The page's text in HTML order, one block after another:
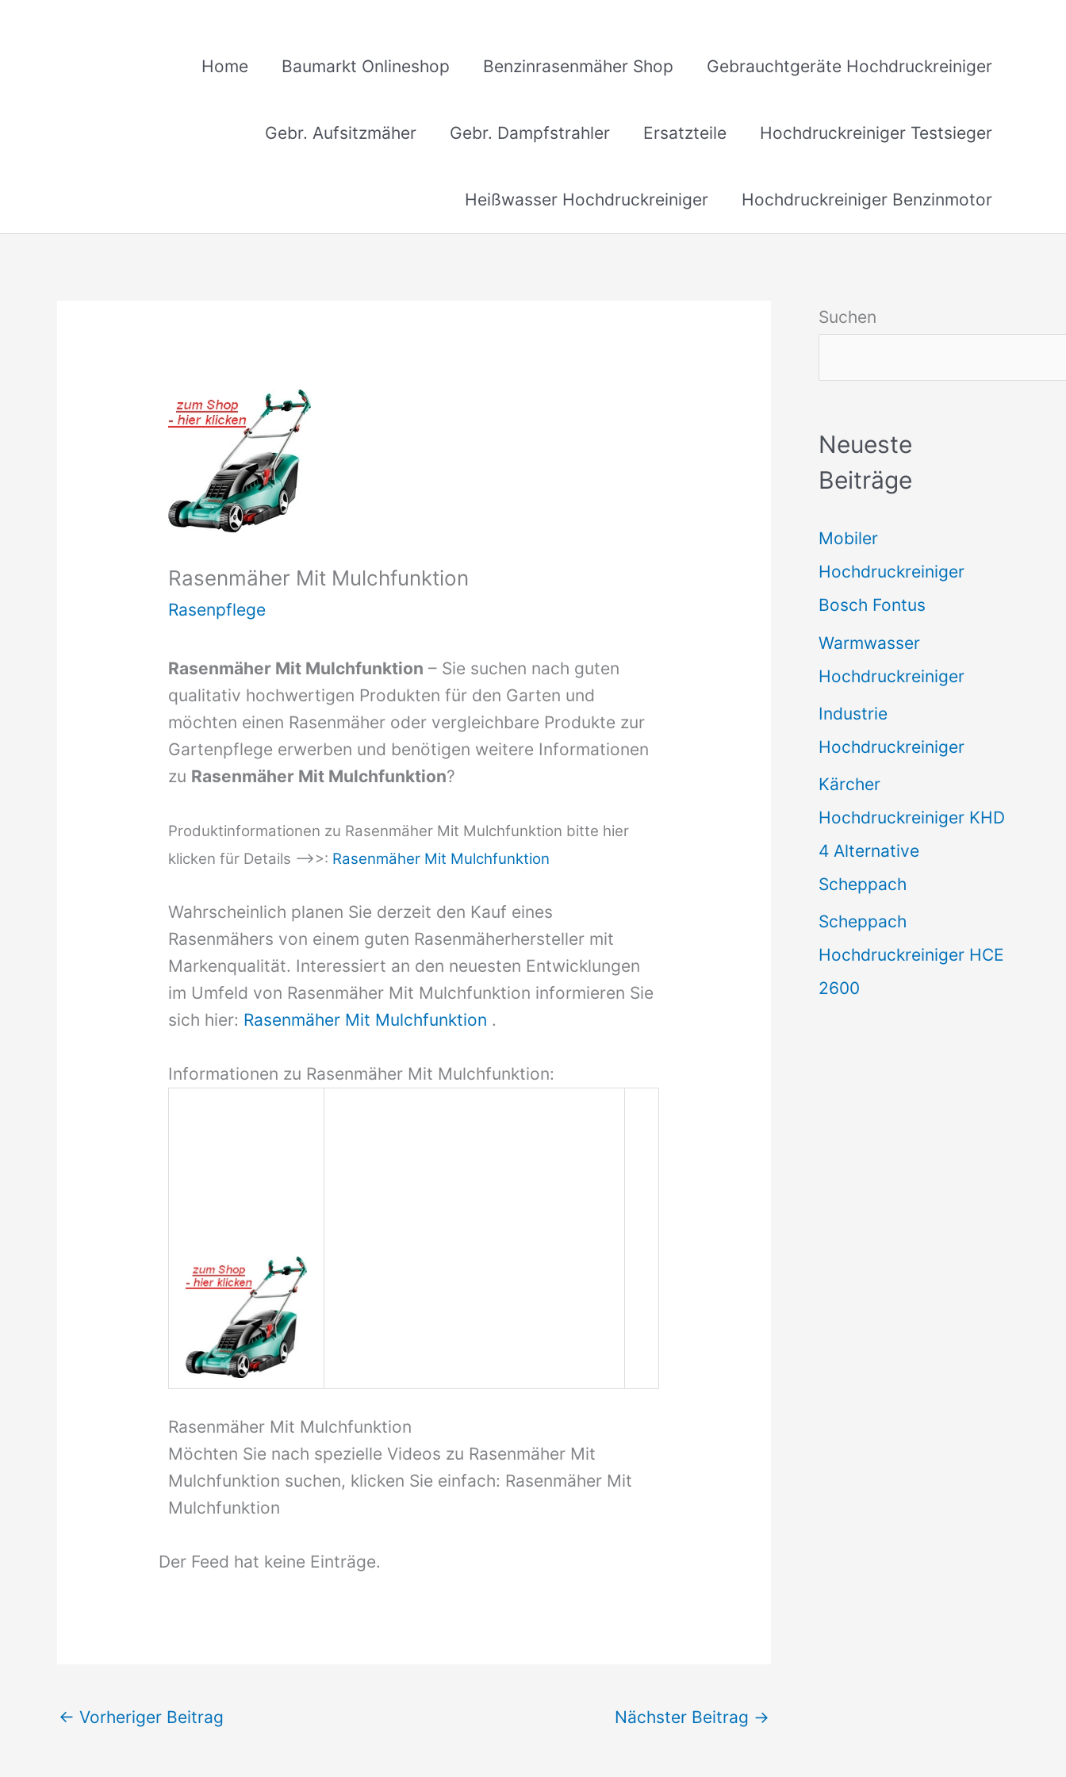
Home Baumarkt Onlineshop Benzinrasenmäher Shop Gebrauchtgeräte Hochdruckreiniger
Gebr. Aufsitzmäher Gebr. Dampfstrahler Ersatzteile Hochdruckreiniger Testsieger
Heißwasser Hochdruckreiniger Hochdruckreiniger Benzinmotor
Rasenmäher Mit Mulchfunktion
Rasenpflege
Rasenmäher Mit Mulchfunktion – Sie suchen nach guten
qualitativ hochwertigen Produkten für den Garten und
möchten einen Rasenmäher oder vergleichbare Produkte zur
Gartenpflege erwerben und benötigen weitere Informationen
zu Rasenmäher Mit Mulchfunktion?
Produktinformationen zu Rasenmäher Mit Mulchfunktion bitte hier
klicken für Details –>>: Rasenmäher Mit Mulchfunktion
Wahrscheinlich planen Sie derzeit den Kauf eines
Rasenmähers von einem guten Rasenmäherhersteller mit
Markenqualität. Interessiert an den neuesten Entwicklungen
im Umfeld von Rasenmäher Mit Mulchfunktion informieren Sie
sich hier: Rasenmäher Mit Mulchfunktion .
Informationen zu Rasenmäher Mit Mulchfunktion:
Rasenmäher Mit Mulchfunktion
Möchten Sie nach spezielle Videos zu Rasenmäher Mit
Mulchfunktion suchen, klicken Sie einfach: Rasenmäher Mit
Mulchfunktion
Der Feed hat keine Einträge.
← Vorheriger Beitrag Nächster Beitrag →
Suchen
Neueste
Beiträge
Mobiler
Hochdruckreiniger
Bosch Fontus
Warmwasser
Hochdruckreiniger
Industrie
Hochdruckreiniger
Kärcher
Hochdruckreiniger KHD
4 Alternative
Scheppach
Scheppach
Hochdruckreiniger HCE
2600